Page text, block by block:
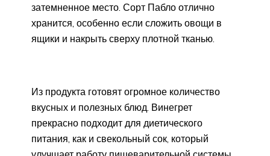
затемненное место. Сорт Пабло отлично
хранится, особенно если сложить овощи в
ящики и накрыть сверху плотной тканью.
Из продукта готовят огромное количество
вкусных и полезных блюд. Винегрет
прекрасно подходит для диетического
питания, как и свекольный сок, который